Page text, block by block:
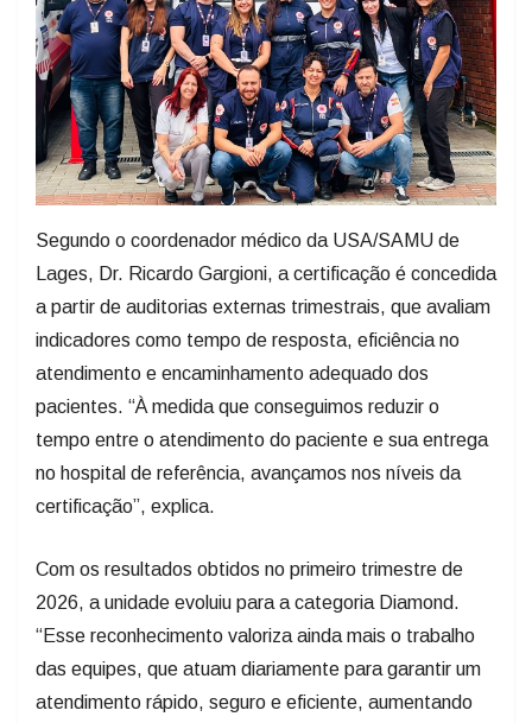
Segundo o coordenador médico da USA/SAMU de
Lages, Dr. Ricardo Gargioni, a certificação é concedida
a partir de auditorias externas trimestrais, que avaliam
indicadores como tempo de resposta, eficiência no
atendimento e encaminhamento adequado dos
pacientes. “À medida que conseguimos reduzir o
tempo entre o atendimento do paciente e sua entrega
no hospital de referência, avançamos nos níveis da
certificação”, explica.
Com os resultados obtidos no primeiro trimestre de
2026, a unidade evoluiu para a categoria Diamond.
“Esse reconhecimento valoriza ainda mais o trabalho
das equipes, que atuam diariamente para garantir um
atendimento rápido, seguro e eficiente, aumentando